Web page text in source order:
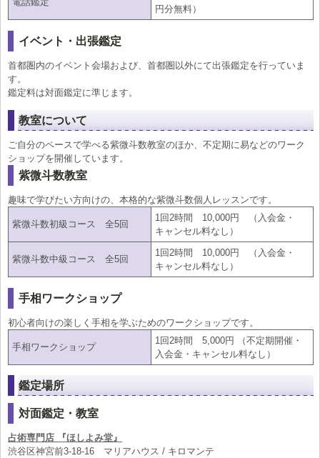
円分無料）
イベント・出張鑑定
首都圏内のイベント会場および、首都圏以外にて出張鑑定を行っていま
す。
鑑定料は対面鑑定に準じます。
教室について
ご自分のペースで学べる紫微斗数教室のほか、不定期に易などのワーク
ショップを開催しています。
紫微斗数教室
趣味で学びたい方向けの、本格的な紫微斗数個人レッスンです。
紫微斗数初級コース 全5回
1回2時間 10,000円 （入会金・
キャンセル料なし）
紫微斗数中級コース 全5回
1回2時間 10,000円 （入会金・
キャンセル料なし）
手相ワークショップ
初心者向けの楽しく手相を学ぶためのワークショップです。
手相ワークショップ
1回2時間 5,000円 （不定期開催・
入会金・キャンセル料なし）
鑑定場所
対面鑑定・教室
占術専門店 『ほしよみ堂』
渋谷区神宮前3-18-16 マリアハウス / キロマンテ